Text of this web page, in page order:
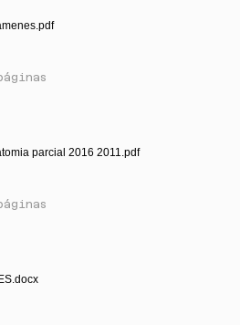
parcial 2016 2011.pdf